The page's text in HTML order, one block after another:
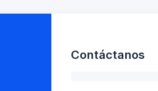
Contáctanos